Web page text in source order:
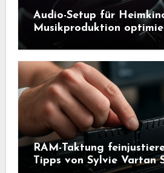
Audio-Setup für
Musikproduktion
RAM-Taktung
Tipps von Sylvie Vartan